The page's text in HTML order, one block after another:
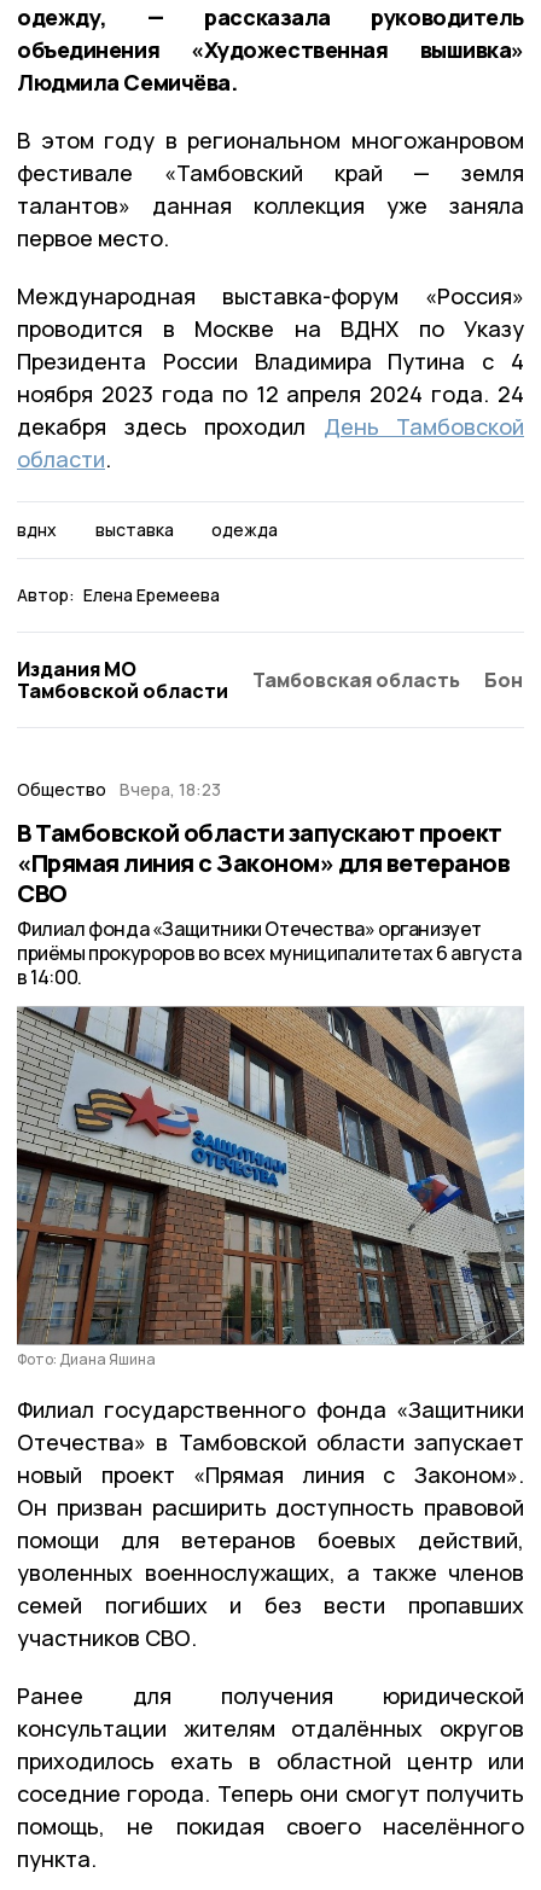
одежду, — рассказала руководитель
объединения «Художественная вышивка»
Людмила Семичёва.
В этом году в региональном многожанровом
фестивале «Тамбовский край — земля
талантов» данная коллекция уже заняла
первое место.
Международная выставка-форум «Россия»
проводится в Москве на ВДНХ по Указу
Президента России Владимира Путина с 4
ноября 2023 года по 12 апреля 2024 года. 24
декабря здесь проходил День Тамбовской
области.
вднх выставка одежда
Автор: Елена Еремеева
Издания МО
Тамбовской области
Тамбовская область
Общество Вчера, 18:23
В Тамбовской области запускают проект
«Прямая линия с Законом» для ветеранов
СВО
Филиал фонда «Защитники Отечества» организует
приёмы прокуроров во всех муниципалитетах 6 августа
в 14:00.
Фото: Диана Яшина
Филиал государственного фонда «Защитники
Отечества» в Тамбовской области запускает
новый проект «Прямая линия с Законом».
Он призван расширить доступность правовой
помощи для ветеранов боевых действий,
уволенных военнослужащих, а также членов
семей погибших и без вести пропавших
участников СВО.
Ранее для получения юридической
консультации жителям отдалённых округов
приходилось ехать в областной центр или
соседние города. Теперь они смогут получить
помощь, не покидая своего населённого
пункта.